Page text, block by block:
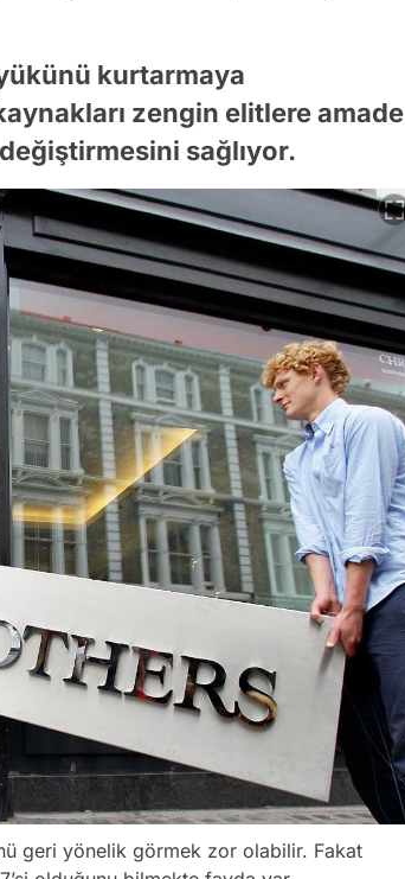
kurtarmaya
zengin elitlere amade
sağlıyor.
geri yönelik görmek zor olabilir. Fakat